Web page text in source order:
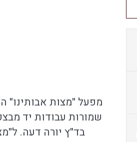
מפעל "מצות אבותינו"
שמורות עבודות יד
בד"ץ יורה דעה.